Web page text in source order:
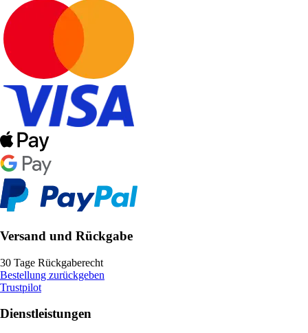
Versand und Rückgabe
30 Tage Rückgaberecht
Bestellung zurückgeben
Trustpilot
Dienstleistungen